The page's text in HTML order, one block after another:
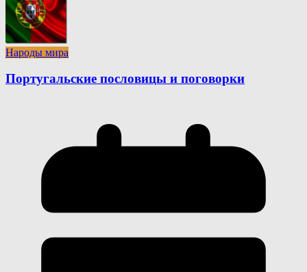
Народы мира
Португальские пословицы и поговорки